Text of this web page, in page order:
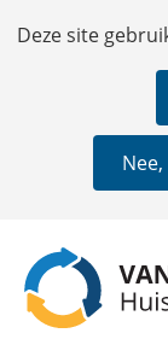
Cookies
Deze site
Hier
deze
website
worden